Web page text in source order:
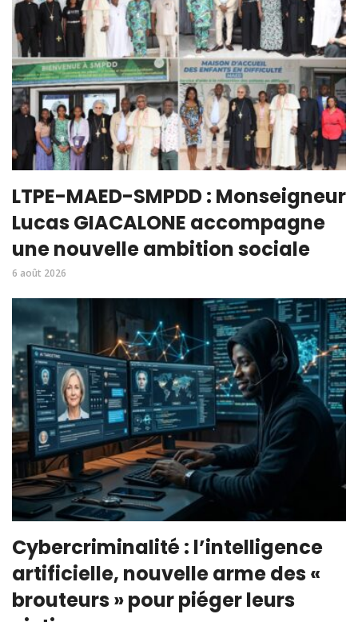
LTPE-MAED-SMPDD : Monseigneur
Lucas GIACALONE accompagne
une nouvelle ambition sociale
6 août 2026
Cybercriminalité : l’intelligence
artificielle, nouvelle arme des «
brouteurs » pour piéger leurs